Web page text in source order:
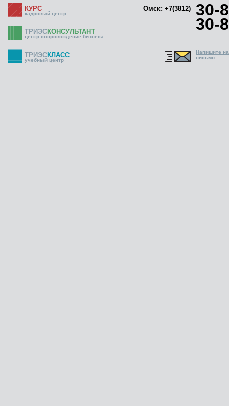
КУРС
кадровый центр
Омск: +7(3812) 30-
30-
ТРИЭСКОНСУЛЬТАНТ
центр сопровождение бизнеса
ТРИЭСКЛАСС
учебный центр
Напишите
письмо